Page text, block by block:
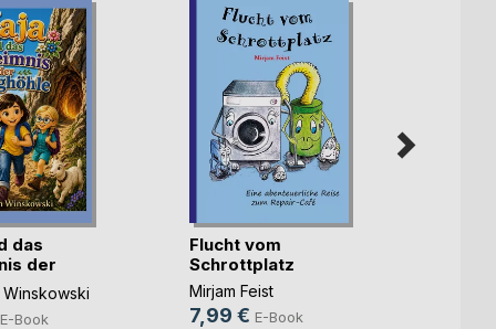
das
der
E-Book
Flucht vom
Schrottplatz
Mirjam Feist
7,99 € E-Book